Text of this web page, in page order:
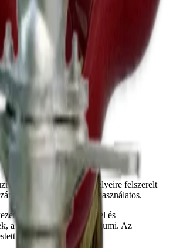
hálózatok vízvételi helyeire felszerelt
nyitó szerelvényként használatos.
elemek rézből, öntéssel és
a tömítőelemek anyaga gumi. Az
kivitleben.